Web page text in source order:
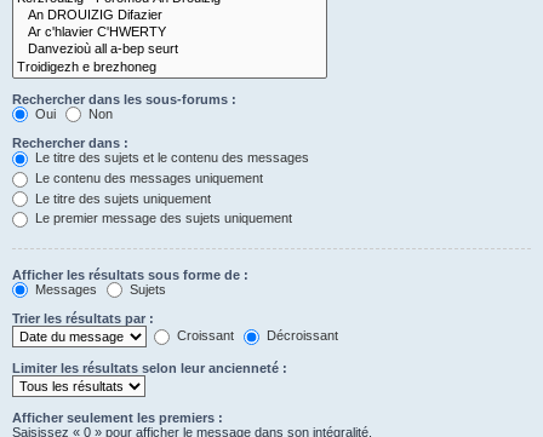
Rechercher dans les sous-forums :
Oui
Non
Rechercher dans :
Le titre des sujets et le contenu des messages
Le contenu des messages uniquement
Le titre des sujets uniquement
Le premier message des sujets uniquement
Afficher les résultats sous forme de :
Messages
Sujets
Trier les résultats par :
Croissant
Décroissant
Limiter les résultats selon leur ancienneté :
Afficher seulement les premiers :
Saisissez « 0 » pour afficher le message dans son intégralité.